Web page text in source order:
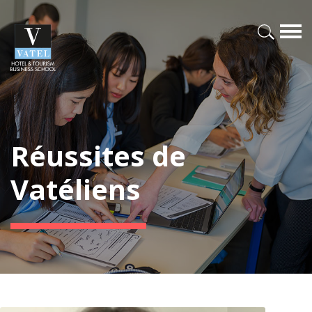
Réussites de
Vatéliens